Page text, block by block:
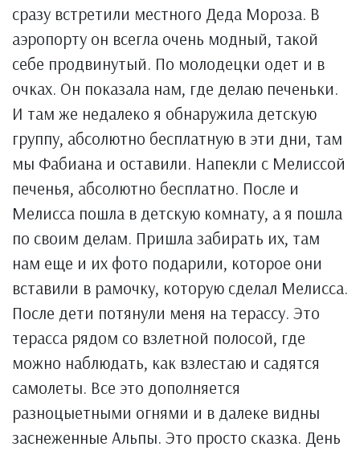
сразу встретили местного Деда Мороза. В
аэропорту он всегла очень модный, такой
себе продвинутый. По молодецки одет и в
очках. Он показала нам, где делаю печеньки.
И там же недалеко я обнаружила детскую
группу, абсолютно бесплатную в эти дни, там
мы Фабиана и оставили. Напекли с Мелиссой
печенья, абсолютно бесплатно. После и
Мелисса пошла в детскую комнату, а я пошла
по своим делам. Пришла забирать их, там
нам еще и их фото подарили, которое они
вставили в рамочку, которую сделал Мелисса.
После дети потянули меня на терассу. Это
терасса рядом со взлетной полосой, где
можно наблюдать, как взлестаю и садятся
самолеты. Все это дополняется
разноцыетными огнями и в далеке видны
заснеженные Альпы. Это просто сказка. День